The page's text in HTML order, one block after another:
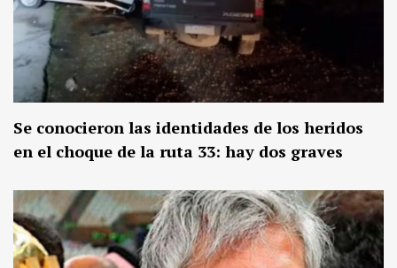
Se conocieron las identidades de los heridos
en el choque de la ruta 33: hay dos graves